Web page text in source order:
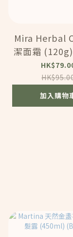
Mira Herbal
潔面霜 (120g)
49)
加入購物